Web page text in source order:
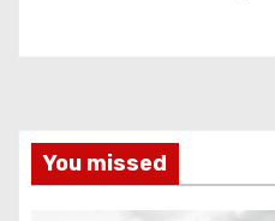
You missed